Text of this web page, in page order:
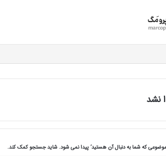
نشد
که شما به دنبال آن هستید’ پیدا نمی شود. شاید جستجو کمک کند.